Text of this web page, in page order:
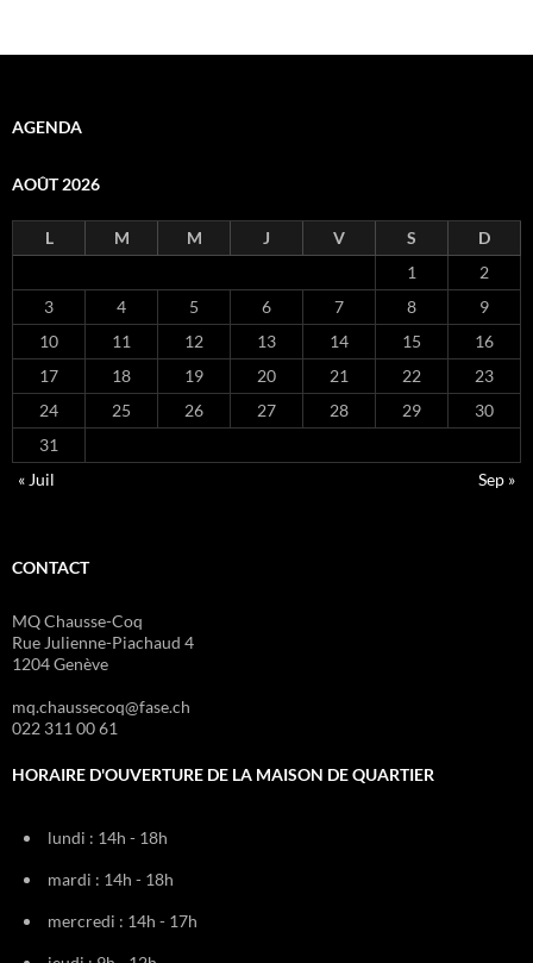
AGENDA
AOÛT 2026
L M M J V S
D
1
2
3
4 5 6 7 8
9
10
11 12 13 14 15
16
17
18 19 20 21 22
23
24
25 26 27 28 29
30
31
« Juil
Sep »
CONTACT
MQ Chausse-Coq
Rue Julienne-Piachaud 4
1204 Genève
mq.chaussecoq@fase.ch
022 311 00 61
HORAIRE D'OUVERTURE DE LA MAISON DE QUARTIER
lundi : 14h - 18h
mardi : 14h - 18h
mercredi : 14h - 17h